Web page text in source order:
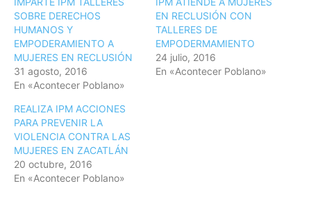
SOBRE DERECHOS
HUMANOS Y
EMPODERAMIENTO A
MUJERES EN RECLUSIÓN
31 agosto, 2016
En «Acontecer Poblano»
EN RECLUSIÓN CON
TALLERES DE
EMPODERMAMIENTO
24 julio, 2016
En «Acontecer Poblano»
REALIZA IPM ACCIONES
PARA PREVENIR LA
VIOLENCIA CONTRA LAS
MUJERES EN ZACATLÁN
20 octubre, 2016
En «Acontecer Poblano»